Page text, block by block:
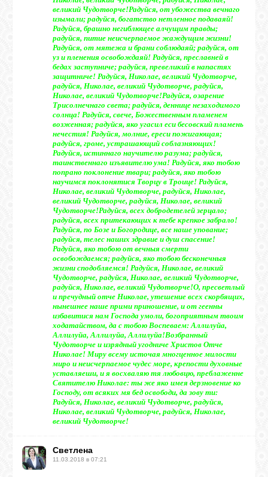
великий Чудотворче!Радуйся, от убожества вечнаго
изымали; радуйся, богатство нетленное подаваяй!
Радуйся, брашно негиблющее алчущим правды;
радуйся, питие неисчерпаемое жаждущим жизни!
Радуйся, от мятежа и брани соблюдаяй; радуйся, от
уз и пленения освобождаяй! Радуйся, преславней в
бедах заступниче; радуйся, превеликий в напастях
защитниче! Радуйся, Николае, великий Чудотворче,
радуйся, Николае, великий Чудотворче, радуйся,
Николае, великий Чудотворче!Радуйся, озарение
Трисолнечнаго света; радуйся, деннице незаходимого
солнца! Радуйся, свече, Божественным пламенем
возженная; радуйся, яко угасил еси бесовский пламень
нечестия! Радуйся, молние, ереси пожигающая;
радуйся, громе, устрашающий соблазняющих!
Радуйся, истиннаго научителю разума; радуйся,
таинственнаго изъявителю ума! Радуйся, яко тобою
попрано поклонение твари; радуйся, яко тобою
научимся поклонятися Творцу в Троице! Радуйся,
Николае, великий Чудотворче, радуйся, Николае,
великий Чудотворче, радуйся, Николае, великий
Чудотворче!Радуйся, всех добродетелей зерцало;
радуйся, всех притекающих к тебе крепкое забрало!
Радуйся, по Бозе и Богородице, все наше упование;
радуйся, телес наших здравие и душ спасение!
Радуйся, яко тобою от вечныя смерти
освобождаемся; радуйся, яко тобою бесконечныя
жизни сподобляемся! Радуйся, Николае, великий
Чудотворче, радуйся, Николае, великий Чудотворче,
радуйся, Николае, великий Чудотворче!О, пресветлый
и пречудный отче Николае, утешение всех скорбящих,
нынешнее наше прими приношение, и от геенны
избавитися нам Господа умоли, богоприятным твоим
ходатайством, да с тобою Воспеваем: Аллилуйа,
Аллилуйа, Аллилуйа, Аллилуйа!Возбранный
Чудотворче и изрядный угодниче Христов Отче
Николае! Миру всему источая многценное милости
миро и неисчерпаемое чудес море, крепости духовные
уставляеши, и я восхваляю тя любовцю, преблаженне
Святителю Николае: ты же яко имея дерзновение ко
Господу, от всяких мя бед освободи, да зову ти:
Радуйся, Николае, великий Чудотворче, радуйся,
Николае, великий Чудотворче, радуйся, Николае,
великий Чудотворче!
Светлена
11.03.2018 в 07:21